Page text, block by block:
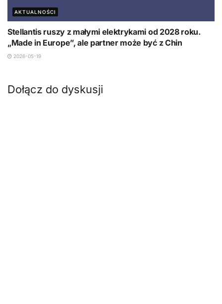
AKTUALNOŚCI
Stellantis ruszy z małymi elektrykami od 2028 roku.
„Made in Europe”, ale partner może być z Chin
2026-05-19
Dołącz do dyskusji